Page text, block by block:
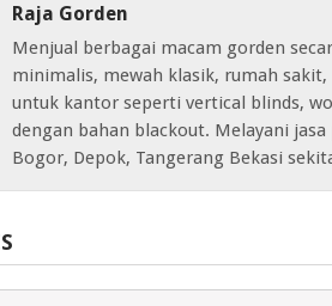
Raja Gorden
Menjual berbagai macam gorden
minimalis, mewah klasik, rumah
untuk kantor seperti vertical blinds,
dengan bahan blackout. Melayani jasa
Bogor, Depok, Tangerang Bekasi